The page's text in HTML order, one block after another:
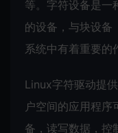
等。字符设备是一
的设备，与块设备
系统中有着重要的
Linux字符驱动提
户空间的应用程序
备，读写数据，控